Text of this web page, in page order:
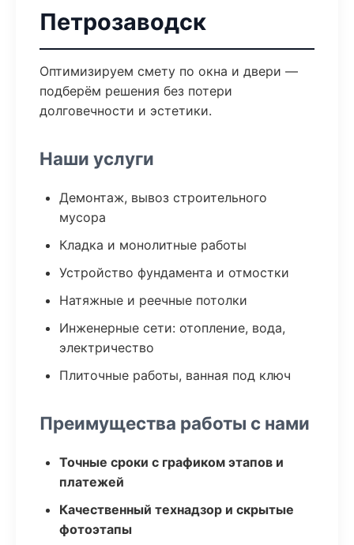
Петрозаводск
Оптимизируем смету по окна и двери —
подберём решения без потери
долговечности и эстетики.
Наши услуги
Демонтаж, вывоз строительного
мусора
Кладка и монолитные работы
Устройство фундамента и отмостки
Натяжные и реечные потолки
Инженерные сети: отопление, вода,
электричество
Плиточные работы, ванная под ключ
Преимущества работы с нами
Точные сроки с графиком этапов и
платежей
Качественный технадзор и скрытые
фотоэтапы